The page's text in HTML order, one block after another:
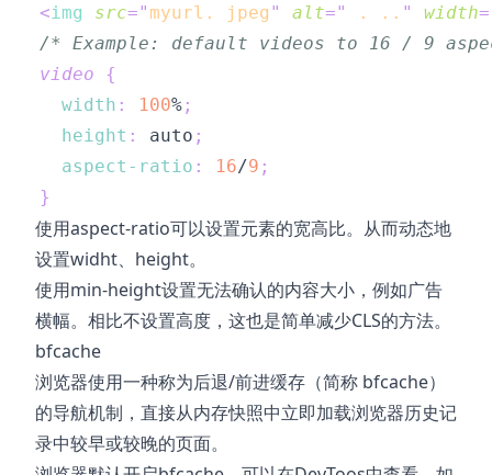
<img src=" myurl. jpeg " alt=" . .. " width=
/* Example: default videos to 16 / 9
video
{
width : 100% ;
height : auto ;
aspect-ratio : 16/9 ;
}
使用aspect-ratio可以设置元素的宽高比。从而动态地
设置widht、height。
使用min-height设置无法确认的内容大小，例如广告
横幅。相比不设置高度，这也是简单减少CLS的方法。
bfcache
浏览器使用一种称为后退/前进缓存 （简称 bfcache）
的导航机制，直接从内存快照中立即加载浏览器历史记
录中较早或较晚的页面。